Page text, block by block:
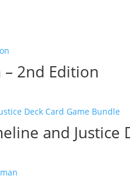
– 2nd Edition
and Justice